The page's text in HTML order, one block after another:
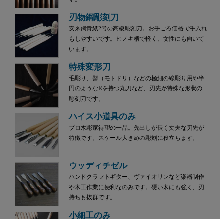
刃物鋼彫刻刀
安来鋼青紙2号の高級彫刻刀。お手ごろ価格で手入れ
もしやすいです。ヒノキ柄で軽く、女性にも向いて
います。
特殊変形刀
毛彫り、髻（モトドリ）などの極細の線彫り用や半
円のようなRを持つ丸刀など、刃先が特殊な形状の
彫刻刀です。
ハイス小道具のみ
プロ木彫家待望の一品。先出しが長く丈夫な刃先が
特徴です。スケール大きめの彫刻に役立ちます。
ウッディチゼル
ハンドクラフトギター、ヴァイオリンなど楽器制作
や木工作業に便利なのみです。硬い木にも強く、刃
持ちも抜群です。
小細工のみ